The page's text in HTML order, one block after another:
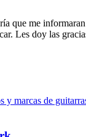
que me
Les doy las
y marcas de